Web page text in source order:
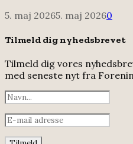
5. maj 20265. maj 20260
Tilmeld dig nyhedsbrevet
Tilmeld dig vores
med seneste nyt fra